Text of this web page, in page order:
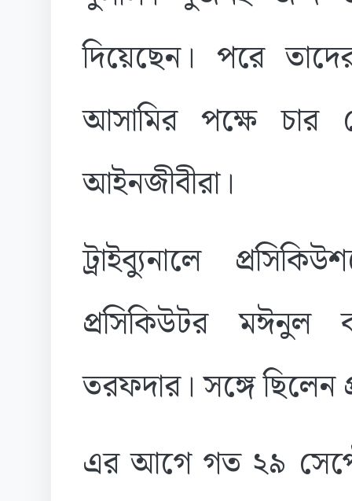
দিয়েছেন। পরে
আসামির পক্ষে চার
আইনজীবীরা।
ট্রাইব্যুনালে
প্রসিকিউটর
তরফদার। সঙ্গে ছিলেন
এর আগে গত ২৯